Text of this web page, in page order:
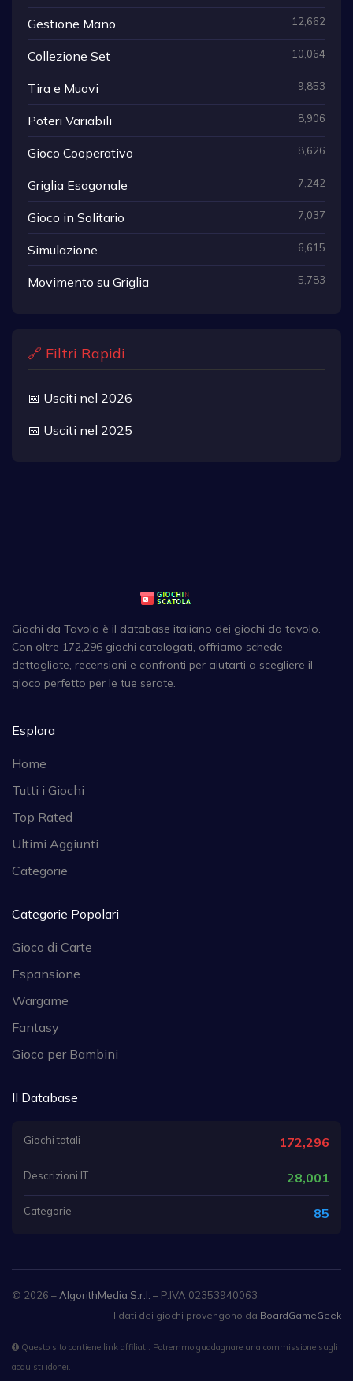
Gestione Mano 12,662
Collezione Set 10,064
Tira e Muovi 9,853
Poteri Variabili 8,906
Gioco Cooperativo 8,626
Griglia Esagonale 7,242
Gioco in Solitario 7,037
Simulazione 6,615
Movimento su Griglia 5,783
🔗 Filtri Rapidi
📅 Usciti nel 2026
📅 Usciti nel 2025
Giochi da Tavolo è il database italiano dei giochi da tavolo.
Con oltre 172,296 giochi catalogati, offriamo schede
dettagliate, recensioni e confronti per aiutarti a scegliere il
gioco perfetto per le tue serate.
Esplora
Home
Tutti i Giochi
Top Rated
Ultimi Aggiunti
Categorie
Categorie Popolari
Gioco di Carte
Espansione
Wargame
Fantasy
Gioco per Bambini
Il Database
Giochi totali 172,296
Descrizioni IT 28,001
Categorie 85
© 2026 – AlgorithMedia S.r.l. – P.IVA 02353940063
I dati dei giochi provengono da BoardGameGeek
Questo sito contiene link affiliati. Potremmo guadagnare una commissione sugli
acquisti idonei.